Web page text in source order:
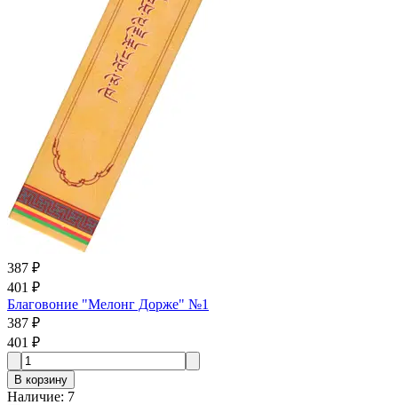
387 ₽
401 ₽
Благовоние "Мелонг Дорже" №1
387 ₽
401 ₽
В корзину
Наличие: 7